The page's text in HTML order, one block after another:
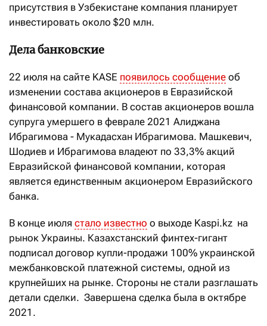
присутствия в Узбекистане компания планирует
инвестировать около $20 млн.
Дела банковские
22 июля на сайте KASE появилось сообщение об
изменении состава акционеров в Евразийской
финансовой компании. В состав акционеров вошла
супруга умершего в феврале 2021 Алиджана
Ибрагимова - Мукадасхан Ибрагимова. Машкевич,
Шодиев и Ибрагимова владеют по 33,3% акций
Евразийской финансовой компании, которая
является единственным акционером Евразийского
банка.
В конце июля стало известно о выходе Kaspi.kz на
рынок Украины. Казахстанский финтех-гигант
подписал договор купли-продажи 100% украинской
межбанковской платежной системы, одной из
крупнейших на рынке. Стороны не стали разглашать
детали сделки. Завершена сделка была в октябре
2021.